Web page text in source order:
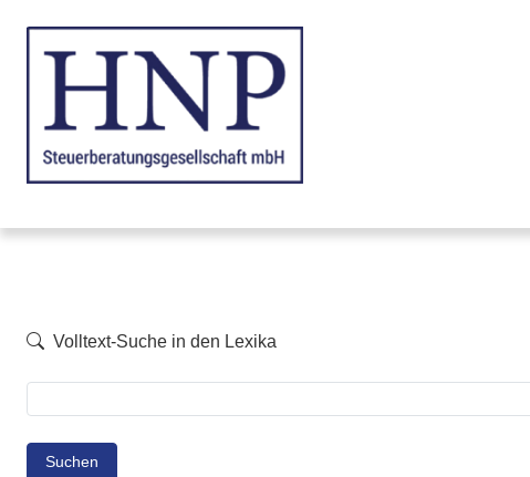
Volltext-Suche in den Lexika
Suchen